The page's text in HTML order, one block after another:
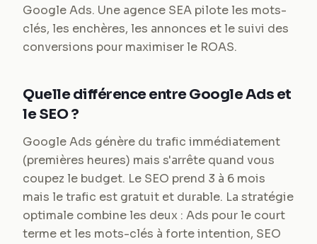
Google Ads. Une agence SEA pilote les mots-
clés, les enchères, les annonces et le suivi des
conversions pour maximiser le ROAS.
Quelle différence entre Google Ads et
le SEO ?
Google Ads génère du trafic immédiatement
(premières heures) mais s'arrête quand vous
coupez le budget. Le SEO prend 3 à 6 mois
mais le trafic est gratuit et durable. La stratégie
optimale combine les deux : Ads pour le court
terme et les mots-clés à forte intention, SEO